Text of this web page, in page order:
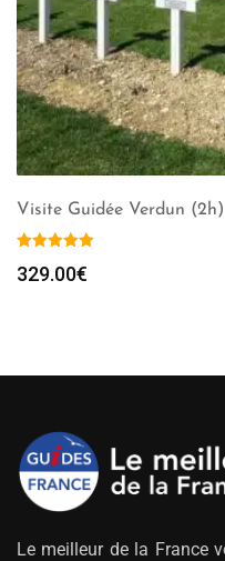
Visite Guidée Verdun (2h)
329.00€
Le meilleur de la France